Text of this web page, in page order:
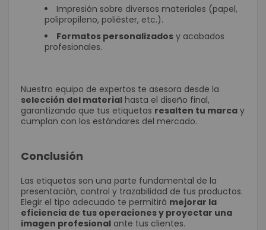
Impresión sobre diversos materiales (papel,
polipropileno, poliéster, etc.).
Formatos personalizados y acabados
profesionales.
Nuestro equipo de expertos te asesora desde la
selección del material hasta el diseño final,
garantizando que tus etiquetas resalten tu marca y
cumplan con los estándares del mercado.
Conclusión
Las etiquetas son una parte fundamental de la
presentación, control y trazabilidad de tus productos.
Elegir el tipo adecuado te permitirá mejorar la
eficiencia de tus operaciones y proyectar una
imagen profesional ante tus clientes.